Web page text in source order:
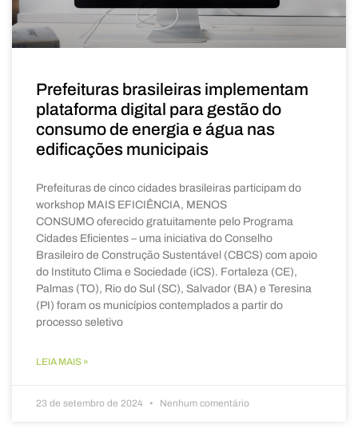
Prefeituras brasileiras implementam
plataforma digital para gestão do
consumo de energia e água nas
edificações municipais
Prefeituras de cinco cidades brasileiras participam do
workshop MAIS EFICIÊNCIA, MENOS
CONSUMO oferecido gratuitamente pelo Programa
Cidades Eficientes – uma iniciativa do Conselho
Brasileiro de Construção Sustentável (CBCS) com apoio
do Instituto Clima e Sociedade (iCS). Fortaleza (CE),
Palmas (TO), Rio do Sul (SC), Salvador (BA) e Teresina
(PI) foram os municípios contemplados a partir do
processo seletivo
LEIA MAIS »
23 de setembro de 2024 Nenhum comentário